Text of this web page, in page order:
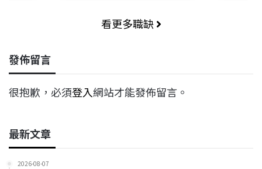
看更多職缺
發佈留言
很抱歉，必須登入網站才能發佈留言。
最新文章
2026-08-07